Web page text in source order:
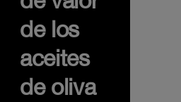
de los
aceites
de oliva